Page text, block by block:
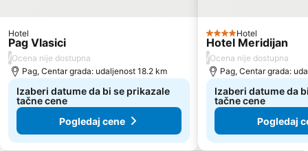
Hotel
Pag Vlasici
/Ocena nije dostupna
Pag, Centar grada: udaljenost 18.2 km
Izaberi datume da bi se prikazale
tačne cene
Pogledaj cene
4 Zvezdice
Hotel
Hotel Meridijan
/Ocena nije dostupna
Pag, Centar grada:
Izaberi datume da
tačne cene
Pogledaj